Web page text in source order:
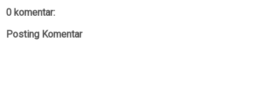
0 komentar:
Posting Komentar